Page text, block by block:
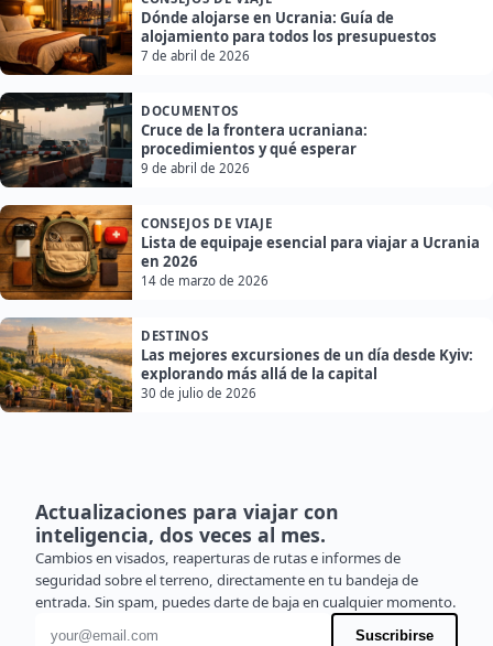
Dónde alojarse en Ucrania: Guía de
alojamiento para todos los presupuestos
7 de abril de 2026
DOCUMENTOS
Cruce de la frontera ucraniana:
procedimientos y qué esperar
9 de abril de 2026
CONSEJOS DE VIAJE
Lista de equipaje esencial para viajar a Ucrania
en 2026
14 de marzo de 2026
DESTINOS
Las mejores excursiones de un día desde Kyiv:
explorando más allá de la capital
30 de julio de 2026
Actualizaciones para viajar con
inteligencia, dos veces al mes.
Cambios en visados, reaperturas de rutas e informes de
seguridad sobre el terreno, directamente en tu bandeja de
entrada. Sin spam, puedes darte de baja en cualquier momento.
Dirección de correo electrónico
Suscribirse